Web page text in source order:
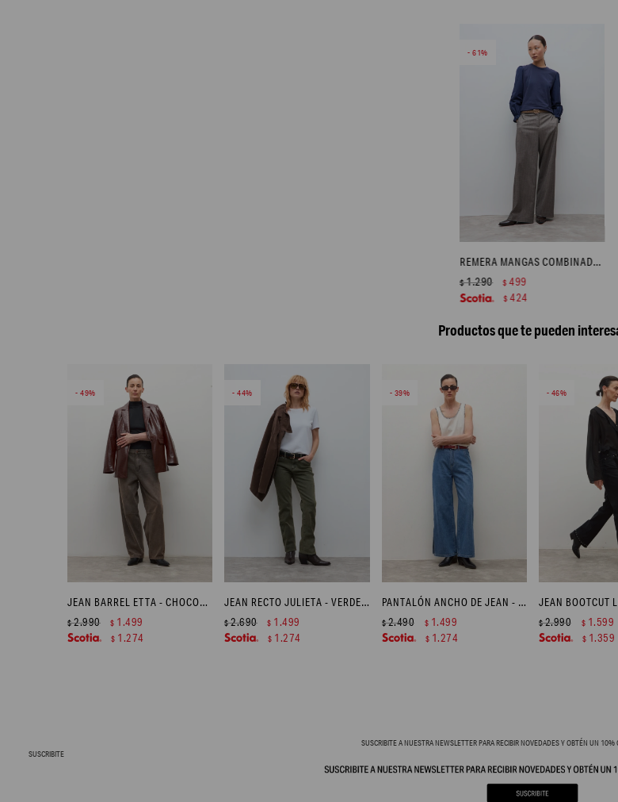
61
REMERA MANGAS COMBINADAS - AZUL MARINO
$1.290 $499
$424
Productos que te pueden
49
JEAN BARREL ETTA - CHOCOLATE
$2.990 $ 1.499
$ 1.274
44
JEAN RECTO JULIETA - VERDE OLIVA
$2.690 $ 1.499
$ 1.274
39
PANTALÓN ANCHO DE JEAN - JEAN MEDIO
$2.490 $ 1.499
$ 1.274
46
$2.990 $ 1.599
$ 1.359
SUSCRIBITE A NUESTRA NEWSLETTER PARA RECIBIR NOVEDADES Y OBTÉN UN 10%
SUSCRIBITE